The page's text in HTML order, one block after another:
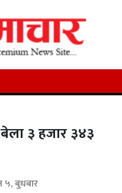
३ हजार ३४३
५, बुधबार